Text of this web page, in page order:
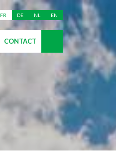
FR DE NL EN
CONTACT